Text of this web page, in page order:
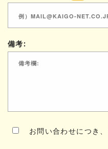
備考:
お問い合わせにつき、